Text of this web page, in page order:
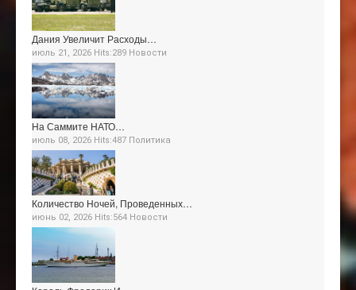
Дания Увеличит Расходы…
июль 21, 2026 Hits:289 Новости
На Саммите НАТО…
июль 08, 2026 Hits:487 Политика
Количество Ночей, Проведенных…
июнь 02, 2026 Hits:564 Новости